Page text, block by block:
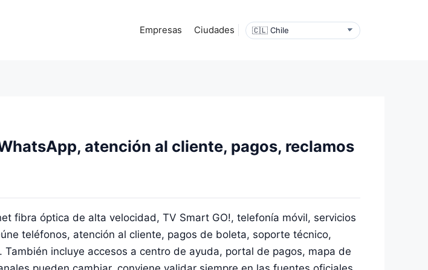
Empresas Ciudades
atención al cliente, pagos, reclamos
fibra óptica de alta velocidad, TV Smart GO!, telefonía móvil, servicios
teléfonos, atención al cliente, pagos de boleta, soporte técnico,
incluye accesos a centro de ayuda, portal de pagos, mapa de